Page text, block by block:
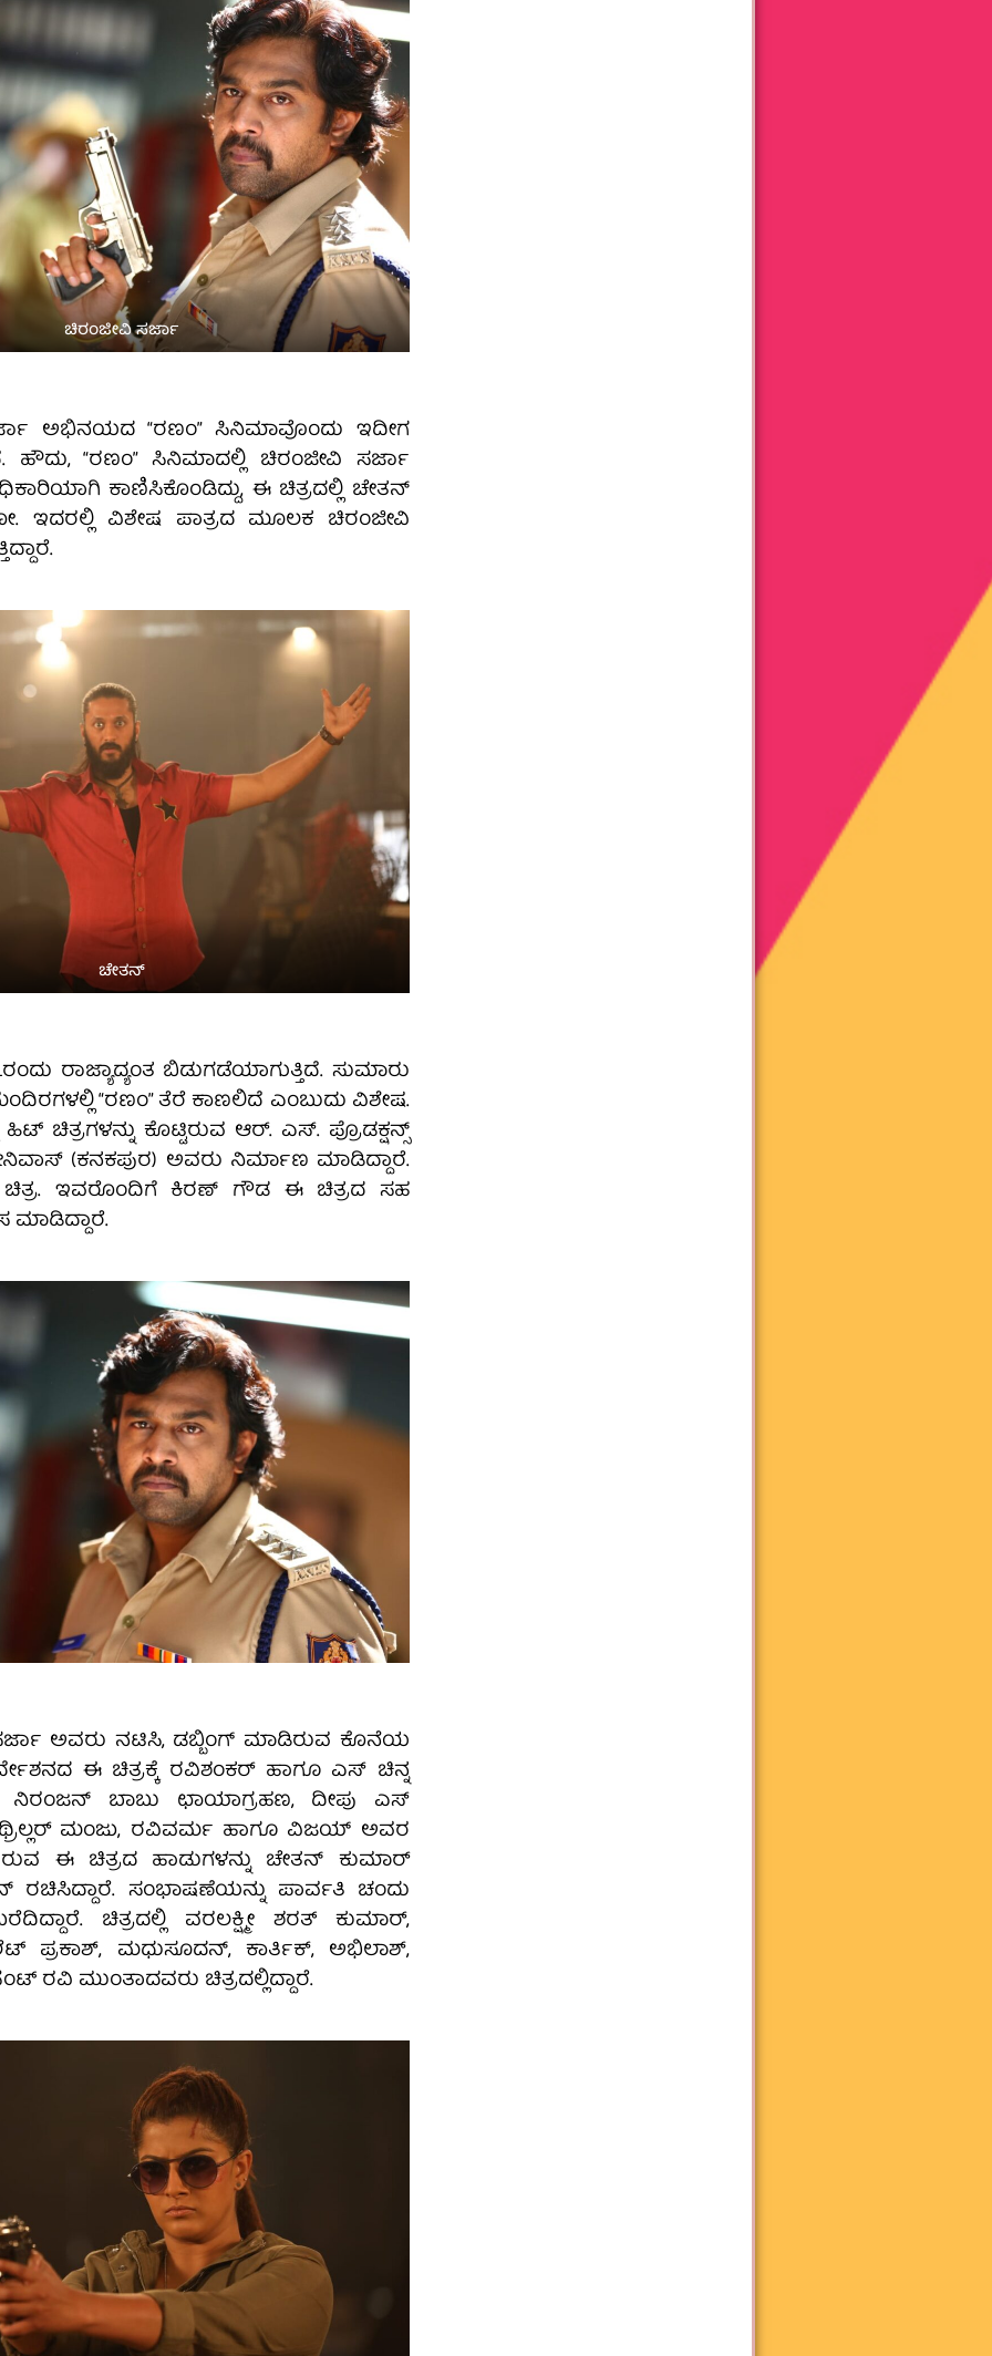
ಚಿರಂಜೀವಿ ಸರ್ಜಾ
ಅಭಿನಯದ “ರಣಂ” ಸಿನಿಮಾವೊಂದು ಇದೀಗ
ಹೌದು, “ರಣಂ” ಸಿನಿಮಾದಲ್ಲಿ ಚಿರಂಜೀವಿ ಸರ್ಜಾ
ಕಾಣಿಸಿಕೊಂಡಿದ್ದು, ಈ ಚಿತ್ರದಲ್ಲಿ‌ ಚೇತನ್‌
ಇದರಲ್ಲಿ ವಿಶೇಷ ಪಾತ್ರದ ಮೂಲಕ ಚಿರಂಜೀವಿ
ಚೇತನ್
ರಾಜ್ಯಾದ್ಯಂತ ಬಿಡುಗಡೆಯಾಗುತ್ತಿದೆ. ಸುಮಾರು
“ರಣಂ” ತೆರೆ ಕಾಣಲಿದೆ ಎಂಬುದು ವಿಶೇಷ.
ಚಿತ್ರಗಳನ್ನು ಕೊಟ್ಟಿರುವ ಆರ್. ಎಸ್. ಪ್ರೊಡಕ್ಷನ್ಸ್
(ಕನಕಪುರ) ಅವರು ನಿರ್ಮಾಣ ಮಾಡಿದ್ದಾರೆ.
ಚಿತ್ರ. ಇವರೊಂದಿಗೆ ಕಿರಣ್ ಗೌಡ ಈ ಚಿತ್ರದ ಸಹ
ಮಾಡಿದ್ದಾರೆ.‌
ಅವರು ನಟಿಸಿ, ಡಬ್ಬಿಂಗ್ ಮಾಡಿರುವ ಕೊನೆಯ
ಈ ಚಿತ್ರಕ್ಕೆ ರವಿಶಂಕರ್ ಹಾಗೂ ಎಸ್ ಚಿನ್ನ
ನಿರಂಜನ್ ಬಾಬು ಛಾಯಾಗ್ರಹಣ, ದೀಪು ಎಸ್
ಮಂಜು, ರವಿವರ್ಮ ಹಾಗೂ ವಿಜಯ್ ಅವರ
ಈ ಚಿತ್ರದ ಹಾಡುಗಳನ್ನು ಚೇತನ್ ಕುಮಾರ್
ರಚಿಸಿದ್ದಾರೆ. ಸಂಭಾಷಣೆಯನ್ನು ಪಾರ್ವತಿ ಚಂದು
ಚಿತ್ರದಲ್ಲಿ ವರಲಕ್ಷ್ಮೀ ಶರತ್ ಕುಮಾರ್,
ಪ್ರಕಾಶ್, ಮಧುಸೂದನ್, ಕಾರ್ತಿಕ್, ಅಭಿಲಾಶ್,
ರವಿ ಮುಂತಾದವರು ಚಿತ್ರದಲ್ಲಿದ್ದಾರೆ.